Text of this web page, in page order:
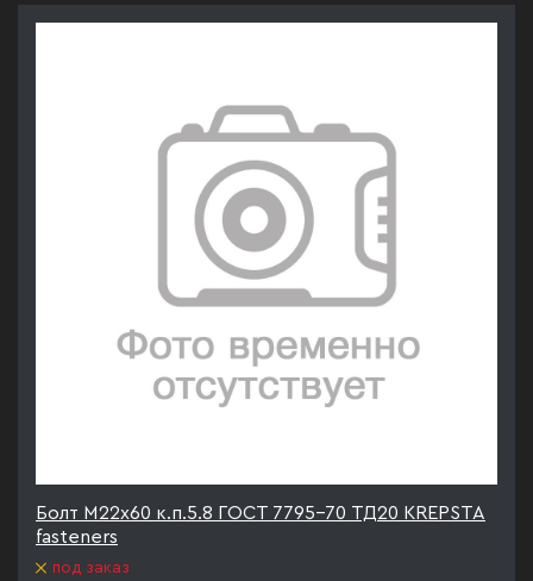
Болт М22х60 к.п.5.8 ГОСТ 7795-70 ТД20 KREPSTA
fasteners
под заказ